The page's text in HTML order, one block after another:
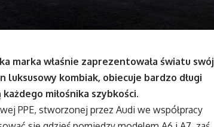
marka właśnie zaprezentowała światu swój
kombiak, obiecuje bardzo długi
miłośnika szybkości.
PPE, stworzonej przez Audi we współpracy